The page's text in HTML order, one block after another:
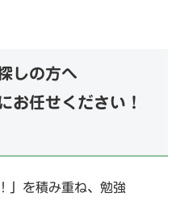
しの方へ
お任せください！
」を積み重ね、勉強